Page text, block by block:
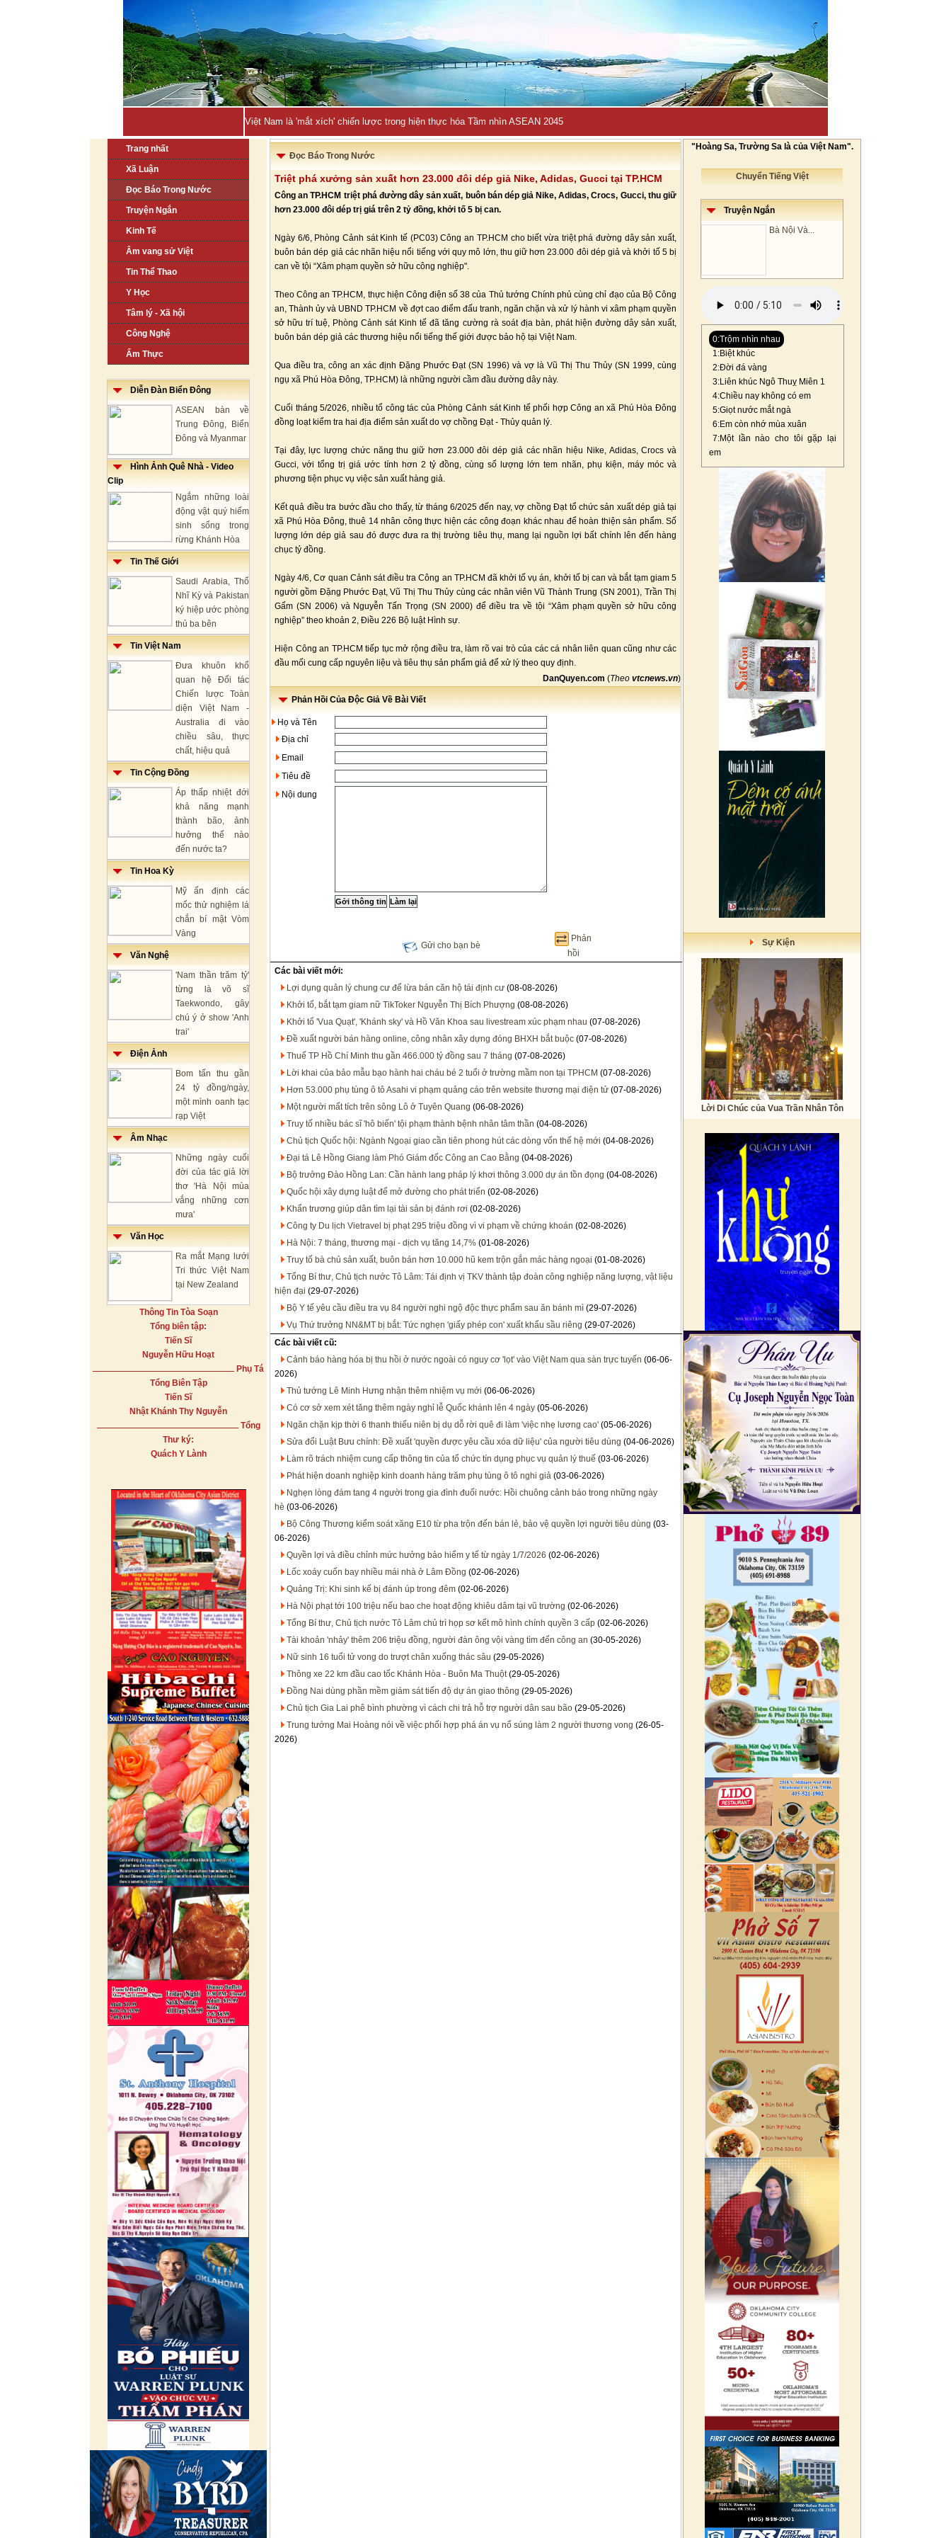
Việt Nam là 'mắt xích' chiến lược trong hiện thực hóa Tầm nhìn ASEAN 2045
Trang nhất
Xã Luận
Đọc Báo Trong Nước
Truyện Ngắn
Kinh Tế
Âm vang sử Việt
Tin Thể Thao
Y Học
Tâm lý - Xã hội
Công Nghệ
Ẩm Thực
Diễn Đàn Biển Đông
ASEAN bàn về
Trung Đông, Biển
Đông và Myanmar
Hình Ảnh Quê Nhà - Video
Clip
Ngắm những loài
động vật quý hiếm
sinh sống trong
rừng Khánh Hòa
Tin Thế Giới
Saudi Arabia, Thổ
Nhĩ Kỳ và Pakistan
ký hiệp ước phòng
thủ ba bên
Tin Việt Nam
Đưa khuôn khổ
quan hệ Đối tác
Chiến lược Toàn
diện Việt Nam -
Australia đi vào
chiều sâu, thực
chất, hiệu quả
Tin Cộng Đồng
Áp thấp nhiệt đới
khả năng mạnh
thành bão, ảnh
hưởng thế nào
đến nước ta?
Tin Hoa Kỳ
Mỹ ấn định các
mốc thử nghiệm lá
chắn bí mật Vòm
Vàng
Văn Nghệ
'Nam thần trăm tỷ'
từng là võ sĩ
Taekwondo, gây
chú ý ở show 'Anh
trai'
Điện Ảnh
Bom tấn thu gần
24 tỷ đồng/ngày,
một mình oanh tạc
rạp Việt
Âm Nhạc
Những ngày cuối
đời của tác giả lời
thơ 'Hà Nội mùa
vắng những cơn
mưa'
Văn Học
Ra mắt Mạng lưới
Tri thức Việt Nam
tại New Zealand
Thông Tin Tòa Soạn
Tổng biên tập:
Tiến Sĩ
Nguyễn Hữu Hoạt
Phụ Tá
Tổng Biên Tập
Tiến Sĩ
Nhật Khánh Thy Nguyễn
Tổng
Thư ký:
Quách Y Lành
Đọc Báo Trong Nước
Triệt phá xưởng sản xuất hơn 23.000 đôi dép giả Nike, Adidas, Gucci tại TP.HCM
Công an TP.HCM triệt phá đường dây sản xuất, buôn bán dép giả Nike, Adidas, Crocs, Gucci, thu giữ
hơn 23.000 đôi dép trị giá trên 2 tỷ đồng, khởi tố 5 bị can.
Ngày 6/6, Phòng Cảnh sát Kinh tế (PC03) Công an TP.HCM cho biết vừa triệt phá đường dây sản xuất,
buôn bán dép giả các nhãn hiệu nổi tiếng với quy mô lớn, thu giữ hơn 23.000 đôi dép giả và khởi tố 5 bị
can về tội “Xâm phạm quyền sở hữu công nghiệp".
Theo Công an TP.HCM, thực hiện Công điện số 38 của Thủ tướng Chính phủ cùng chỉ đạo của Bộ Công
an, Thành ủy và UBND TP.HCM về đợt cao điểm đấu tranh, ngăn chặn và xử lý hành vi xâm phạm quyền
sở hữu trí tuệ, Phòng Cảnh sát Kinh tế đã tăng cường rà soát địa bàn, phát hiện đường dây sản xuất,
buôn bán dép giả các thương hiệu nổi tiếng thế giới được bảo hộ tại Việt Nam.
Qua điều tra, công an xác định Đặng Phước Đạt (SN 1996) và vợ là Vũ Thị Thu Thủy (SN 1999, cùng
ngụ xã Phú Hòa Đông, TP.HCM) là những người cầm đầu đường dây này.
Cuối tháng 5/2026, nhiều tổ công tác của Phòng Cảnh sát Kinh tế phối hợp Công an xã Phú Hòa Đông
đồng loạt kiểm tra hai địa điểm sản xuất do vợ chồng Đạt - Thủy quản lý.
Tại đây, lực lượng chức năng thu giữ hơn 23.000 đôi dép giả các nhãn hiệu Nike, Adidas, Crocs và
Gucci, với tổng trị giá ước tính hơn 2 tỷ đồng, cùng số lượng lớn tem nhãn, phụ kiện, máy móc và
phương tiện phục vụ việc sản xuất hàng giả.
Kết quả điều tra bước đầu cho thấy, từ tháng 6/2025 đến nay, vợ chồng Đạt tổ chức sản xuất dép giả tại
xã Phú Hòa Đông, thuê 14 nhân công thực hiện các công đoạn khác nhau để hoàn thiện sản phẩm. Số
lượng lớn dép giả sau đó được đưa ra thị trường tiêu thụ, mang lại nguồn lợi bất chính lên đến hàng
chục tỷ đồng.
Ngày 4/6, Cơ quan Cảnh sát điều tra Công an TP.HCM đã khởi tố vụ án, khởi tố bị can và bắt tạm giam 5
người gồm Đặng Phước Đạt, Vũ Thị Thu Thủy cùng các nhân viên Vũ Thành Trung (SN 2001), Trần Thị
Gấm (SN 2006) và Nguyễn Tấn Trọng (SN 2000) để điều tra về tội “Xâm phạm quyền sở hữu công
nghiệp” theo khoản 2, Điều 226 Bộ luật Hình sự.
Hiện Công an TP.HCM tiếp tục mở rộng điều tra, làm rõ vai trò của các cá nhân liên quan cũng như các
đầu mối cung cấp nguyên liệu và tiêu thụ sản phẩm giả để xử lý theo quy định.
DanQuyen.com (Theo vtcnews.vn)
Phản Hồi Của Độc Giả Về Bài Viết
Họ và Tên
Địa chỉ
Email
Tiêu đề
Nội dung
Gửi cho bạn bè
Phản
hồi
Các bài viết mới:
Lợi dụng quản lý chung cư để lừa bán căn hộ tái định cư (08-08-2026)
Khởi tố, bắt tạm giam nữ TikToker Nguyễn Thị Bích Phượng (08-08-2026)
Khởi tố 'Vua Quạt', 'Khánh sky' và Hồ Văn Khoa sau livestream xúc phạm nhau (07-08-2026)
Đề xuất người bán hàng online, công nhân xây dựng đóng BHXH bắt buộc (07-08-2026)
Thuế TP Hồ Chí Minh thu gần 466.000 tỷ đồng sau 7 tháng (07-08-2026)
Lời khai của bảo mẫu bạo hành hai cháu bé 2 tuổi ở trường mầm non tại TPHCM (07-08-2026)
Hơn 53.000 phụ tùng ô tô Asahi vi phạm quảng cáo trên website thương mại điện tử (07-08-2026)
Một người mất tích trên sông Lô ở Tuyên Quang (06-08-2026)
Truy tố nhiều bác sĩ 'hô biến' tội phạm thành bệnh nhân tâm thần (04-08-2026)
Chủ tịch Quốc hội: Ngành Ngoại giao cần tiên phong hút các dòng vốn thế hệ mới (04-08-2026)
Đại tá Lê Hồng Giang làm Phó Giám đốc Công an Cao Bằng (04-08-2026)
Bộ trưởng Đào Hồng Lan: Cần hành lang pháp lý khơi thông 3.000 dự án tồn đọng (04-08-2026)
Quốc hội xây dựng luật để mở đường cho phát triển (02-08-2026)
Khẩn trương giúp dân tìm lại tài sản bị đánh rơi (02-08-2026)
Công ty Du lịch Vietravel bị phạt 295 triệu đồng vì vi phạm về chứng khoán (02-08-2026)
Hà Nội: 7 tháng, thương mại - dịch vụ tăng 14,7% (01-08-2026)
Truy tố bà chủ sản xuất, buôn bán hơn 10.000 hũ kem trộn gắn mác hàng ngoại (01-08-2026)
Tổng Bí thư, Chủ tịch nước Tô Lâm: Tái định vị TKV thành tập đoàn công nghiệp năng lượng, vật liệu
hiện đại (29-07-2026)
Bộ Y tế yêu cầu điều tra vụ 84 người nghi ngộ độc thực phẩm sau ăn bánh mì (29-07-2026)
Vụ Thứ trưởng NN&MT bị bắt: Tức nghẹn 'giấy phép con' xuất khẩu sầu riêng (29-07-2026)
Các bài viết cũ:
Cảnh báo hàng hóa bị thu hồi ở nước ngoài có nguy cơ 'lọt' vào Việt Nam qua sàn trực tuyến (06-06-
2026)
Thủ tướng Lê Minh Hưng nhận thêm nhiệm vụ mới (06-06-2026)
Có cơ sở xem xét tăng thêm ngày nghỉ lễ Quốc khánh lên 4 ngày (05-06-2026)
Ngăn chặn kịp thời 6 thanh thiếu niên bị dụ dỗ rời quê đi làm 'việc nhẹ lương cao' (05-06-2026)
Sửa đổi Luật Bưu chính: Đề xuất 'quyền được yêu cầu xóa dữ liệu' của người tiêu dùng (04-06-2026)
Làm rõ trách nhiệm cung cấp thông tin của tổ chức tín dụng phục vụ quản lý thuế (03-06-2026)
Phát hiện doanh nghiệp kinh doanh hàng trăm phụ tùng ô tô nghi giả (03-06-2026)
Nghẹn lòng đám tang 4 người trong gia đình đuối nước: Hồi chuông cảnh báo trong những ngày
hè (03-06-2026)
Bộ Công Thương kiểm soát xăng E10 từ pha trộn đến bán lẻ, bảo vệ quyền lợi người tiêu dùng (03-
06-2026)
Quyền lợi và điều chỉnh mức hưởng bảo hiểm y tế từ ngày 1/7/2026 (02-06-2026)
Lốc xoáy cuốn bay nhiều mái nhà ở Lâm Đồng (02-06-2026)
Quảng Trị: Khi sinh kế bị đánh úp trong đêm (02-06-2026)
Hà Nội phạt tới 100 triệu nếu bao che hoạt động khiêu dâm tại vũ trường (02-06-2026)
Tổng Bí thư, Chủ tịch nước Tô Lâm chủ trì họp sơ kết mô hình chính quyền 3 cấp (02-06-2026)
Tài khoản 'nhảy' thêm 206 triệu đồng, người đàn ông vội vàng tìm đến công an (30-05-2026)
Nữ sinh 16 tuổi tử vong do trượt chân xuống thác sâu (29-05-2026)
Thông xe 22 km đầu cao tốc Khánh Hòa - Buôn Ma Thuột(29-05-2026)
Đồng Nai dùng phần mềm giám sát tiến độ dự án giao thông (29-05-2026)
Chủ tịch Gia Lai phê bình phường vì cách chi trả hỗ trợ người dân sau bão (29-05-2026)
Trung tướng Mai Hoàng nói về việc phối hợp phá án vụ nổ súng làm 2 người thương vong (26-05-
2026)
"Hoàng Sa, Trường Sa là của Việt Nam".
Chuyển Tiếng Việt
Truyện Ngắn
Bà Nội Và...
0:Trộm nhìn nhau
1:Biệt khúc
2:Đời đá vàng
3:Liên khúc Ngô Thuỵ Miên 1
4:Chiều nay không có em
5:Giọt nước mắt ngà
6:Em còn nhớ mùa xuân
7:Một lần nào cho tôi gặp lại
em
Sự Kiện
Lời Di Chúc của Vua Trần Nhân Tôn